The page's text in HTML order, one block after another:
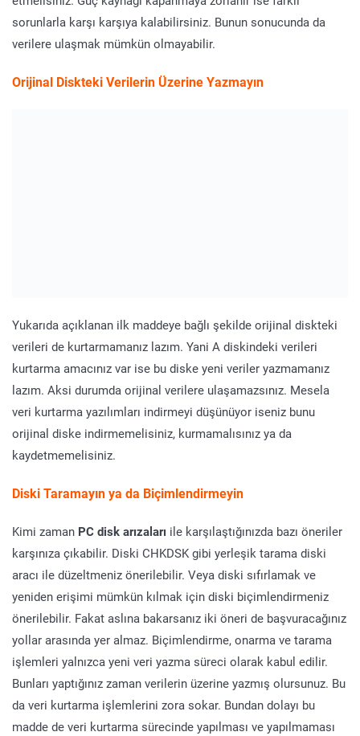
sorunlarla karşı karşıya kalabilirsiniz. Bunun sonucunda da
verilere ulaşmak mümkün olmayabilir.
Orijinal Diskteki Verilerin Üzerine Yazmayın
Yukarıda açıklanan ilk maddeye bağlı şekilde orijinal diskteki
verileri de kurtarmamanız lazım. Yani A diskindeki verileri
kurtarma amacınız var ise bu diske yeni veriler yazmamanız
lazım. Aksi durumda orijinal verilere ulaşamazsınız. Mesela
veri kurtarma yazılımları indirmeyi düşünüyor iseniz bunu
orijinal diske indirmemelisiniz, kurmamalısınız ya da
kaydetmemelisiniz.
Diski Taramayın ya da Biçimlendirmeyin
Kimi zaman PC disk arızaları ile karşılaştığınızda bazı öneriler
karşınıza çıkabilir. Diski CHKDSK gibi yerleşik tarama diski
aracı ile düzeltmeniz önerilebilir. Veya diski sıfırlamak ve
yeniden erişimi mümkün kılmak için diski biçimlendirmeniz
önerilebilir. Fakat aslına bakarsanız iki öneri de başvuracağınız
yollar arasında yer almaz. Biçimlendirme, onarma ve tarama
işlemleri yalnızca yeni veri yazma süreci olarak kabul edilir.
Bunları yaptığınız zaman verilerin üzerine yazmış olursunuz. Bu
da veri kurtarma işlemlerini zora sokar. Bundan dolayı bu
madde de veri kurtarma sürecinde yapılması ve yapılmaması